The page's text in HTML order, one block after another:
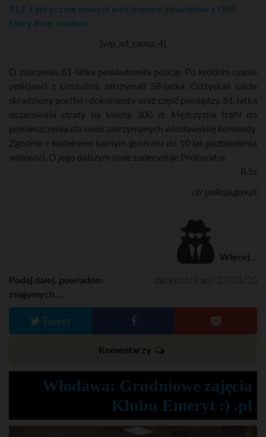
112: Fabrycznie nowym wóz bojowy strażaków z OSP
Stary Brus /wideo/
[wp_ad_camp_4]
O zdarzeniu 81-latka powiadomiła policję. Po krótkim czasie
policjanci z Urszulina zatrzymali 58-latka. Odzyskali także
skradziony portfel i dokumenty oraz część pieniędzy. 81-latka
oszacowała straty na kwotę 300 zł. Mężczyzna trafił do
pomieszczenia dla osób zatrzymanych włodawskiej komendy.
Zgodnie z kodeksem karnym grozi mu do 10 lat pozbawienia
wolności. O jego dalszym losie zadecyduje Prokurator.
B.Sz
/ź/ policja.gov.pl
Więcej...
data publikacji: 27/01/20
Podaj dalej, powiadom
znajomych....
Tweet
Komentarzy
Włodawa: Grudniowe zajęcia
Klubu Emeryt :) .pl